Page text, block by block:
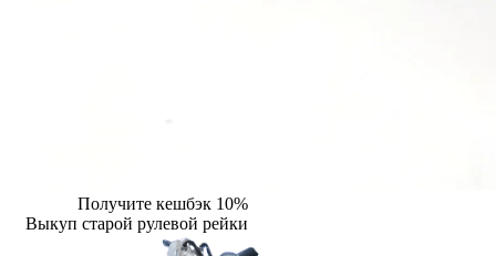
Получите кешбэк 10%
Выкуп старой рулевой рейки